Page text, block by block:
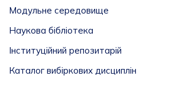
Модульне середовище
Наукова бібліотека
Інституційний репозитарій
Каталог вибіркових дисциплін